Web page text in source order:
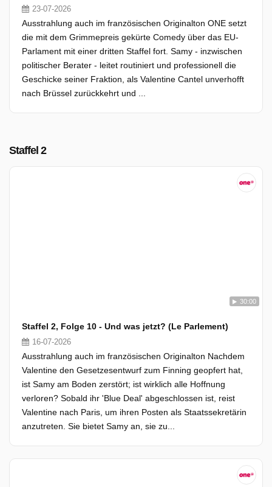
23-07-2026
Ausstrahlung auch im französischen Originalton ONE setzt
die mit dem Grimmepreis gekürte Comedy über das EU-
Parlament mit einer dritten Staffel fort. Samy - inzwischen
politischer Berater - leitet routiniert und professionell die
Geschicke seiner Fraktion, als Valentine Cantel unverhofft
nach Brüssel zurückkehrt und ...
Staffel 2
30:00
Staffel 2, Folge 10 - Und was jetzt? (Le Parlement)
16-07-2026
Ausstrahlung auch im französischen Originalton Nachdem
Valentine den Gesetzesentwurf zum Finning geopfert hat,
ist Samy am Boden zerstört; ist wirklich alle Hoffnung
verloren? Sobald ihr 'Blue Deal' abgeschlossen ist, reist
Valentine nach Paris, um ihren Posten als Staatssekretärin
anzutreten. Sie bietet Samy an, sie zu...